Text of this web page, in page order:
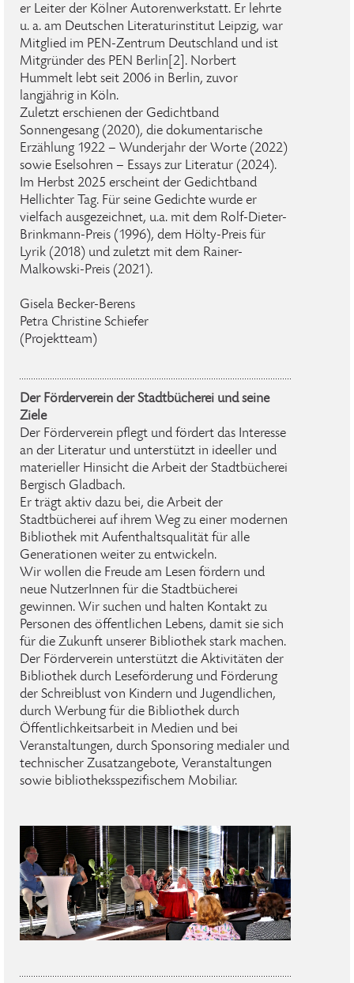
er Leiter der Kölner Autorenwerkstatt. Er lehrte
u. a. am Deutschen Literaturinstitut Leipzig, war
Mitglied im PEN-Zentrum Deutschland und ist
Mitgründer des PEN Berlin[2]. Norbert
Hummelt lebt seit 2006 in Berlin, zuvor
langjährig in Köln.
Zuletzt erschienen der Gedichtband
Sonnengesang (2020), die dokumentarische
Erzählung 1922 – Wunderjahr der Worte (2022)
sowie Eselsohren – Essays zur Literatur (2024).
Im Herbst 2025 erscheint der Gedichtband
Hellichter Tag. Für seine Gedichte wurde er
vielfach ausgezeichnet, u.a. mit dem Rolf-Dieter-
Brinkmann-Preis (1996), dem Hölty-Preis für
Lyrik (2018) und zuletzt mit dem Rainer-
Malkowski-Preis (2021).
Gisela Becker-Berens
Petra Christine Schiefer
(Projektteam)
Der Förderverein der Stadtbücherei und seine
Ziele
Der Förderverein pflegt und fördert das Interesse
an der Literatur und unterstützt in ideeller und
materieller Hinsicht die Arbeit der Stadtbücherei
Bergisch Gladbach.
Er trägt aktiv dazu bei, die Arbeit der
Stadtbücherei auf ihrem Weg zu einer modernen
Bibliothek mit Aufenthaltsqualität für alle
Generationen weiter zu entwickeln.
Wir wollen die Freude am Lesen fördern und
neue NutzerInnen für die Stadtbücherei
gewinnen. Wir suchen und halten Kontakt zu
Personen des öffentlichen Lebens, damit sie sich
für die Zukunft unserer Bibliothek stark machen.
Der Förderverein unterstützt die Aktivitäten der
Bibliothek durch Leseförderung und Förderung
der Schreiblust von Kindern und Jugendlichen,
durch Werbung für die Bibliothek durch
Öffentlichkeitsarbeit in Medien und bei
Veranstaltungen, durch Sponsoring medialer und
technischer Zusatzangebote, Veranstaltungen
sowie bibliotheksspezifischem Mobiliar.